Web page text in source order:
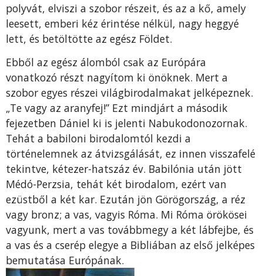
polyvát, elviszi a szobor részeit, és az a kő, amely
leesett, emberi kéz érintése nélkül, nagy heggyé
lett, és betöltötte az egész Földet.
Ebből az egész álomból csak az Európára
vonatkozó részt nagyítom ki önöknek. Mert a
szobor egyes részei világbirodalmakat jelképeznek.
„Te vagy az aranyfej!” Ezt mindjárt a második
fejezetben Dániel ki is jelenti Nabukodonozornak.
Tehát a babiloni birodalomtól kezdi a
történelemnek az átvizsgálását, ez innen visszafelé
tekintve, kétezer-hatszáz év. Babilónia után jött
Médó-Perzsia, tehát két birodalom, ezért van
ezüstből a két kar. Ezután jön Görögország, a réz
vagy bronz; a vas, vagyis Róma. Mi Róma örökösei
vagyunk, mert a vas továbbmegy a két lábfejbe, és
a vas és a cserép elegye a Bibliában az első jelképes
bemutatása Európának.